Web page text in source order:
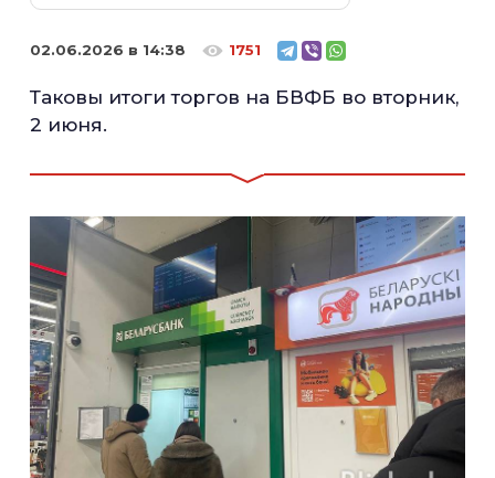
02.06.2026 в 14:38 1751
Таковы итоги торгов на БВФБ во вторник,
2 июня.